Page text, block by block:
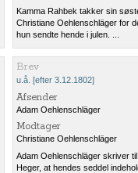
Kamma Rahbek takker sin
Christiane Oehlenschläger for
hun sendte hende i julen. ...
Brev
u.å. [efter 3.12.1802]
Afsender
Adam Oehlenschläger
Modtager
Christiane Oehlenschläger
Adam Oehlenschläger skriver
Heger, at hendes seddel